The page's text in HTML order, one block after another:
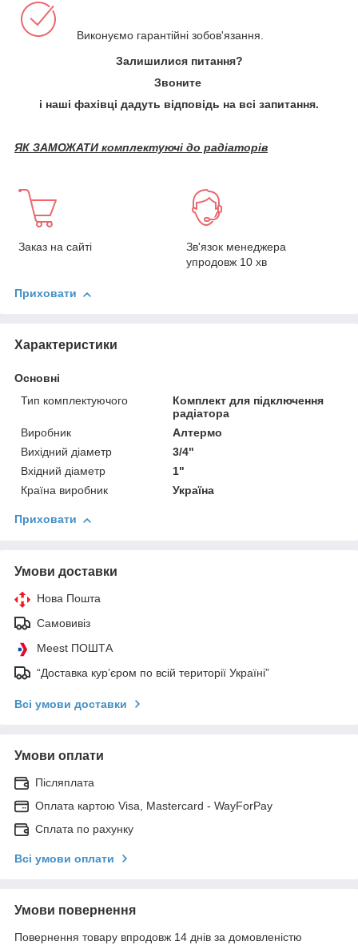
Виконуємо гарантійні зобов'язання.
Залишилися питання?
Звоните
і наші фахівці дадуть відповідь на всі запитання.
ЯК ЗАМОЖАТИ комплектуючі до радіаторів
Заказ на сайті
Зв'язок менеджера
упродовж 10 хв
Приховати
Характеристики
Основні
Тип комплектуючого
Комплект для підключення
радіатора
Виробник
Алтермо
Вихідний діаметр
3/4"
Вхідний діаметр
1"
Країна виробник
Україна
Приховати
Умови доставки
Нова Пошта
Самовивіз
Meest ПОШТА
“Доставка кур’єром по всій території Україні”
Всі умови доставки
Умови оплати
Післяплата
Оплата картою Visa, Mastercard - WayForPay
Сплата по рахунку
Всі умови оплати
Умови повернення
Повернення товару впродовж 14 днів за домовленістю